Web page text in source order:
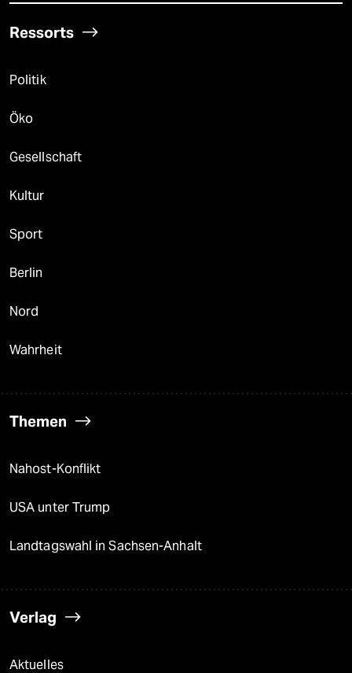
Ressorts
Politik
Öko
Gesellschaft
Kultur
Sport
Berlin
Nord
Wahrheit
Themen
Nahost-Konflikt
USA unter Trump
Landtagswahl in Sachsen-Anhalt
Verlag
Aktuelles